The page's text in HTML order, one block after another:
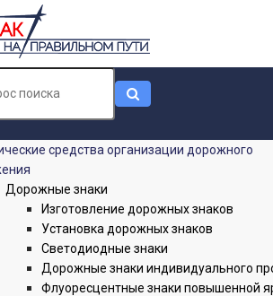
средства организации дорожного
Дорожные знаки
Изготовление дорожных знаков
Установка дорожных знаков
Светодиодные знаки
Дорожные знаки индивидуального
Флуоресцентные знаки повышенной